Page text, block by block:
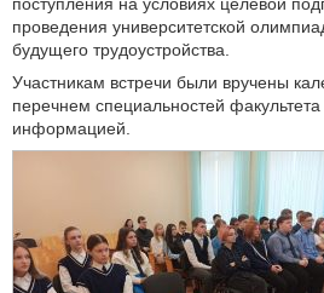
проведения университетской
будущего трудоустройства.
Участникам встречи были вручены
перечнем специальностей
информацией.